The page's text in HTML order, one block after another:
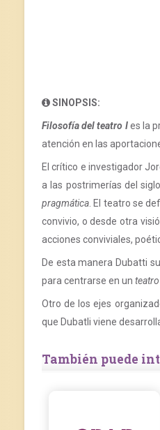
SINOPSIS:
Filosofía del teatro Ies la
atención en las
El crítico e investigador
a las postrimerías del
pragmática . El teatro se
convivio, o desde otra
acciones conviviales,
De esta manera Dubatti
para centrarse en un
Otro de los ejes
que Dubatli viene
También puede